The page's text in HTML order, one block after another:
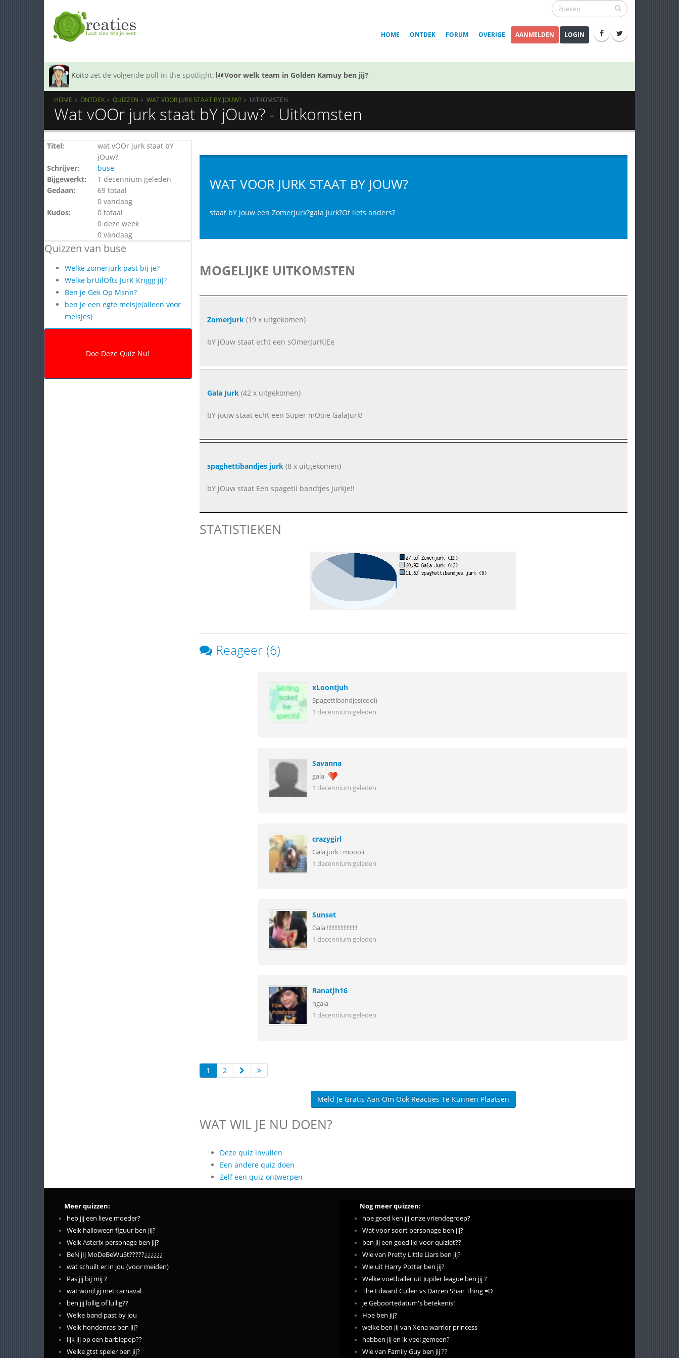
HOME ONTDEK FORUM OVERIGE AANMELDEN LOGIN
Koito zet de volgende poll in the spotlight: Voor welk team in Golden Kamuy ben jij?
HOME ONTDEK QUIZZEN WAT VOOR JURK STAAT BY JOUW? UITKOMSTEN
Wat vOOr jurk staat bY jOuw? - Uitkomsten
Titel:
wat vOOr jurk staat bY
jOuw?
Schrijver:
buse
Bijgewerkt:
1 decennium geleden
Gedaan:
69 totaal
0 vandaag
Kudos:
0 totaal
0 deze week
0 vandaag
Quizzen van buse
Welke zomerjurk past bij je?
Welke brUilOfts JurK Krijgg jiJ?
Ben je Gek Op Msnn?
ben je een egte meisje(alleen voor
meisjes)
WAT VOOR JURK STAAT BY JOUW?
staat bY jouw een Zomerjurk?gala jurk?Of iiets anders?
MOGELIJKE UITKOMSTEN
Zomerjurk(19 x uitgekomen)
bY jOuw staat echt een sOmerJurKjEe
Gala Jurk(42 x uitgekomen)
bY jouw staat echt een Super mOoie GalaJurk!
spaghettibandjes jurk(8 x uitgekomen)
bY jOuw staat Een spagetii bandtjes Jurkje!!
STATISTIEKEN
Reageer (6)
xLoontjuh
Spagettibandjes(cool)
1 decennium geleden
Savanna
gala
1 decennium geleden
crazygirl
Gala jurk : moooii
1 decennium geleden
Sunset
Gala !!!!!!!!!!!!!!!!!!!!
1 decennium geleden
RanatJh16
hgala
1 decennium geleden
1 2
Meld Je Gratis Aan Om Ook Reacties Te Kunnen Plaatsen
WAT WIL JE NU DOEN?
Deze quiz invullen
Een andere quiz doen
Zelf een quiz ontwerpen
Meer quizzen:
heb jij een lieve moeder?
Welk halloween figuur ben jij?
Welk Asterix personage ben jij?
BeN jIj MoDeBeWuSt?????¿¿¿¿¿¿
wat schuilt er in jou (voor meiden)
Pas jij bij mij ?
wat word jij met carnaval
ben jij lollig of lullig??
Welke band past by jou
Welk hondenras ben jij?
lijk jij op een barbiepop??
Welke gtst speler ben jij?
Nog meer quizzen:
hoe goed ken jij onze vriendegroep?
Wat voor soort personage ben jij?
ben jij een goed lid voor quizlet??
Wie van Pretty Little Liars ben jij?
Wie uit Harry Potter ben jij?
Welke voetballer uit Jupiler league ben jij ?
The Edward Cullen vs Darren Shan Thing =D
je Geboortedatum's betekenis!
Hoe ben jij?
welke ben jij van Xena warrior princess
hebben jij en ik veel gemeen?
Wie van Family Guy ben jij ??